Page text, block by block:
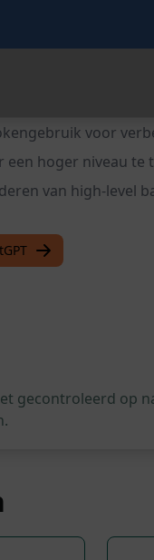
coderen
voor
hoger niveau
van high-level
gecontroleerd op